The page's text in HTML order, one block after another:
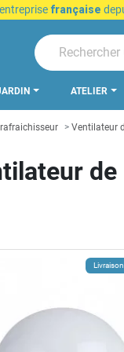
française
ATELIER
Ventilateur